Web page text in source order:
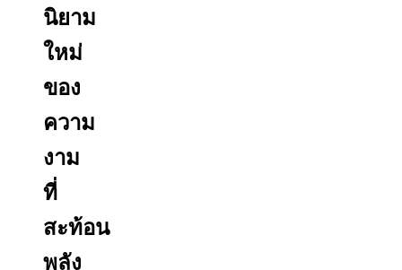
นิยาม
ใหม่
ของ
ความ
งาม
ที่
สะท้อน
พลัง